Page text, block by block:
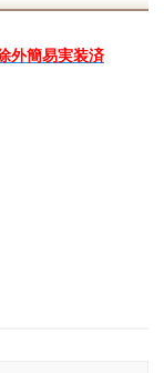
外簡易実装済